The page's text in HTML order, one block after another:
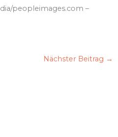
peopleimages.com –
Nächster Beitrag →